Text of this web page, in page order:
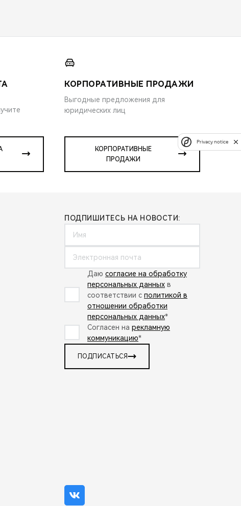
КОРПОРАТИВНЫЕ ПРОДАЖИ
Выгодные предложения для
юридических лиц
КОРПОРАТИВНЫЕ
ПРОДАЖИ
ПОДПИШИТЕСЬ НА НОВОСТИ:
Даю согласие на обработку
персональных данных в
соответствии с политикой в
отношении обработки
персональных данных*
Согласен на рекламную
коммуникацию*
ПОДПИСАТЬСЯ
Privacy notice